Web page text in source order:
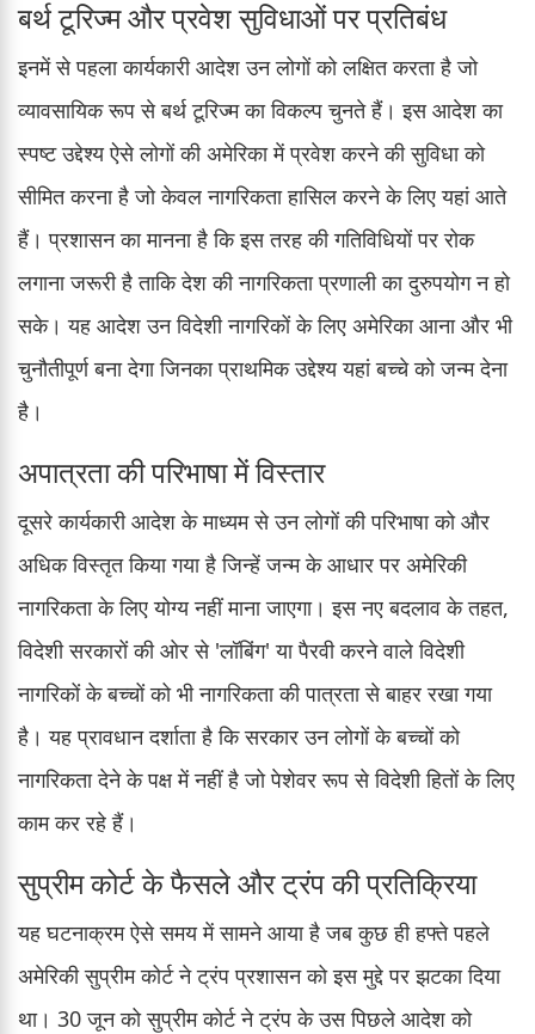
बर्थ टूरिज्म और प्रवेश सुविधाओं पर प्रतिबंध
इनमें से पहला कार्यकारी आदेश उन लोगों को लक्षित करता है जो
व्यावसायिक रूप से बर्थ टूरिज्म का विकल्प चुनते हैं। इस आदेश का
स्पष्ट उद्देश्य ऐसे लोगों की अमेरिका में प्रवेश करने की सुविधा को
सीमित करना है जो केवल नागरिकता हासिल करने के लिए यहां आते
हैं। प्रशासन का मानना है कि इस तरह की गतिविधियों पर रोक
लगाना जरूरी है ताकि देश की नागरिकता प्रणाली का दुरुपयोग न हो
सके। यह आदेश उन विदेशी नागरिकों के लिए अमेरिका आना और भी
चुनौतीपूर्ण बना देगा जिनका प्राथमिक उद्देश्य यहां बच्चे को जन्म देना
है।
अपात्रता की परिभाषा में विस्तार
दूसरे कार्यकारी आदेश के माध्यम से उन लोगों की परिभाषा को और
अधिक विस्तृत किया गया है जिन्हें जन्म के आधार पर अमेरिकी
नागरिकता के लिए योग्य नहीं माना जाएगा। इस नए बदलाव के तहत,
विदेशी सरकारों की ओर से 'लॉबिंग' या पैरवी करने वाले विदेशी
नागरिकों के बच्चों को भी नागरिकता की पात्रता से बाहर रखा गया
है। यह प्रावधान दर्शाता है कि सरकार उन लोगों के बच्चों को
नागरिकता देने के पक्ष में नहीं है जो पेशेवर रूप से विदेशी हितों के लिए
काम कर रहे हैं।
सुप्रीम कोर्ट के फैसले और ट्रंप की प्रतिक्रिया
यह घटनाक्रम ऐसे समय में सामने आया है जब कुछ ही हफ्ते पहले
अमेरिकी सुप्रीम कोर्ट ने ट्रंप प्रशासन को इस मुद्दे पर झटका दिया
था। 30 जून को सुप्रीम कोर्ट ने ट्रंप के उस पिछले आदेश को